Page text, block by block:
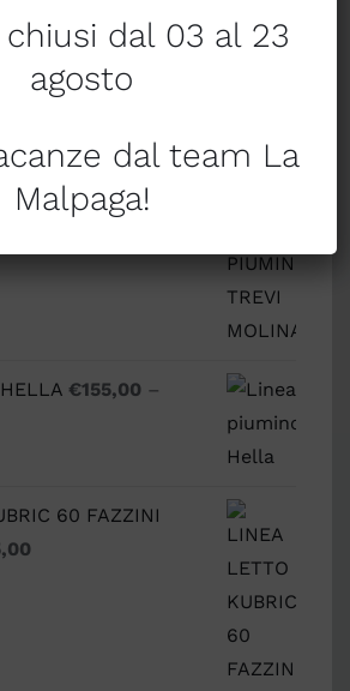
€155,00 –
60 FAZZINI
dal 03 al 23
agosto
dal team La
Malpaga!